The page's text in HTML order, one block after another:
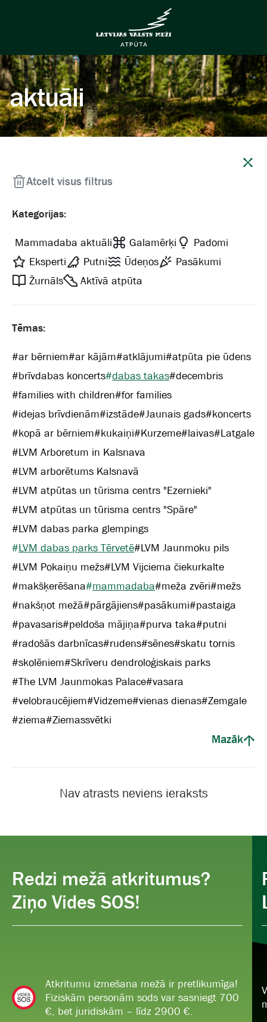
aktuāli
Kategorijas:
Mammadaba aktuāli Galamērķi
Padomi
Eksperti
Putni Ūdeņos
Pasākumi
Žurnāls
Aktīvā atpūta
Tēmas:
#ar bērniem#ar kājām#atklājumi#atpūta pie ūdens
#brīvdabas koncerts#dabas takas#decembris
#families with children#for families
#idejas brīvdienām#izstāde#Jaunais gads#koncerts
#kopā ar bērniem#kukaiņi#Kurzeme#laivas#Latgale
#LVM Arboretum in Kalsnava
#LVM arborētums Kalsnavā
#LVM atpūtas un tūrisma centrs "Ezernieki"
#LVM atpūtas un tūrisma centrs "Spāre"
#LVM dabas parka glempings
#LVM dabas parks Tērvetē#LVM Jaunmoku pils
#LVM Pokaiņu mežs#LVM Vijciema čiekurkalte
#makšķerēšana#mammadaba#meža zvēri#mežs
#nakšņot mežā#pārgājiens#pasākumi#pastaiga
#pavasaris#peldoša mājiņa#purva taka#putni
#radošās darbnīcas#rudens#sēnes#skatu tornis
#skolēniem#Skrīveru dendroloģiskais parks
#The LVM Jaunmokas Palace#vasara
#velobraucējiem#Vidzeme#vienas dienas#Zemgale
#ziema#Ziemassvētki
Mazāk
Atcelt visus filtrus
Nav atrasts neviens ieraksts
Redzi mežā atkritumus?
Ziņo Vides SOS!
Atkritumu izmešana mežā ir pretlikumīga!
Fiziskām personām sods var sasniegt 700
€, bet juridiskām – līdz 2900 €.